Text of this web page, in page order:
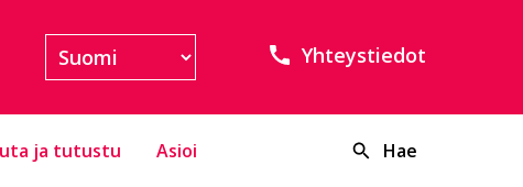
Yhteystiedot
ja tutustu Asioi Hae